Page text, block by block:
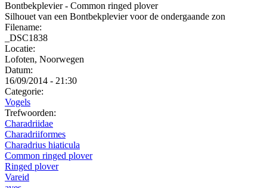
Bontbekplevier - Common ringed plover
Silhouet van een Bontbekplevier voor de ondergaande zon
Filename:
_DSC1838
Locatie:
Lofoten, Noorwegen
Datum:
16/09/2014 - 21:30
Categorie:
Vogels
Trefwoorden:
Charadriidae
Charadriiformes
Charadrius hiaticula
Common ringed plover
Ringed plover
Vareid